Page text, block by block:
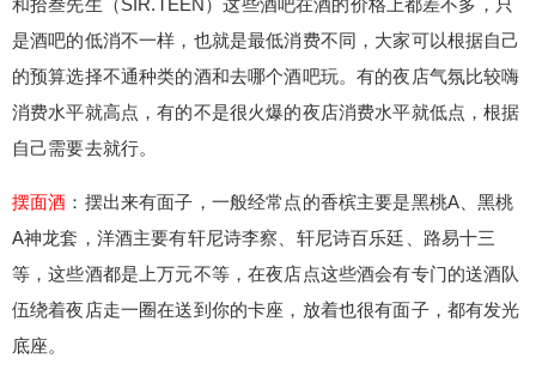
和拾叁先生（SIR.TEEN）这些酒吧在酒的价格上都差不多，只
是酒吧的低消不一样，也就是最低消费不同，大家可以根据自己
的预算选择不通种类的酒和去哪个酒吧玩。有的夜店气氛比较嗨
消费水平就高点，有的不是很火爆的夜店消费水平就低点，根据
自己需要去就行。
摆面酒 ：摆出来有面子，一般经常点的香槟主要是黑桃A、黑桃
A神龙套，洋酒主要有轩尼诗李察、轩尼诗百乐廷、路易十三
等，这些酒都是上万元不等，在夜店点这些酒会有专门的送酒队
伍绕着夜店走一圈在送到你的卡座，放着也很有面子，都有发光
底座。
西路的OneThird和拾叁先生（SIR.TEEN）这些酒
吧在酒的价格上都差不多，只是酒吧的低消不一
样，也就是最低消费不同，大家可以根据自己的预
算选择不通种类的酒和去哪个酒吧玩。有的夜店气
氛比较嗨消费水平就高点，有的不是很火爆的夜店
消费水平就低点，根据自己需要去就行。 摆面酒：
摆出来有面子，一般经常点的香槟主要是黑桃A、黑
桃A神龙套，洋酒主要有轩尼诗李察、轩尼诗百乐
廷、路易十三等，这些酒都是上万元不等，在夜店
点这些酒会有专门的送酒队伍绕着夜店走一圈在送
到你的卡座，放着也很有面子，都有发光底座。 卡
座经常喝的酒：北京工体这边经常喝的香槟有酩悦